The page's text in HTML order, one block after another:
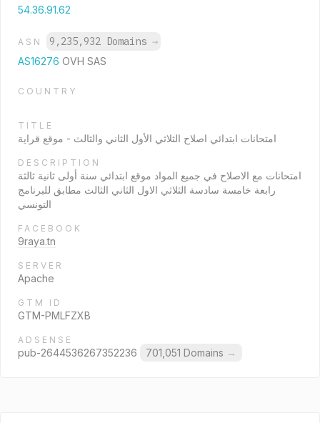
54.36.91.62
ASN 9,235,932 Domains →
AS16276 OVH SAS
COUNTRY
TITLE
امتحانات ابتدائي اصلاح الثلاثي الأول الثاني والثالث - موقع قراية
DESCRIPTION
امتحانات مع الاصلاح في جميع المواد موقع ابتدائي سنة أولى ثانية ثالثة
رابعة خامسة سادسة الثلاثي الاول الثاني الثالث مطابق للبرنامج
التونسي
FACEBOOK
9raya.tn
SERVER
Apache
GTM ID
GTM-PMLFZXB
ADSENSE
pub-2644536267352236 701,051 Domains →